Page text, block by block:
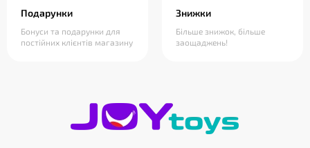
Подарунки
Бонуси та подарунки для
постійних клієнтів магазину
Знижки
Більше знижок, більше
заощаджень!